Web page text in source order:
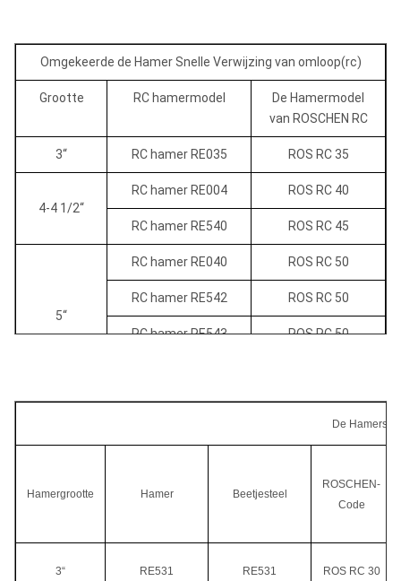
Omgekeerde de Hamer Snelle Verwijzing van omloop(rc)
Grootte RC hamermodel
De Hamermodel
van ROSCHEN RC
3“ RC hamer RE035 ROS RC 35
4-4 1/2“
RC hamer RE004 ROS RC 40
RC hamer RE540 ROS RC 45
5“
RC hamer RE040 ROS RC 50
RC hamer RE542 ROS RC 50
RC hamer RE543 ROS RC 50
RC hamer RE052 ROS RC 55
5 1/2-5 3/4“
ROS RC 55
ROS RC 55
De
Hamergrootte Hamer Beetjesteel
ROSCHEN-
Code
3“ RE531 RE531 ROS RC 30